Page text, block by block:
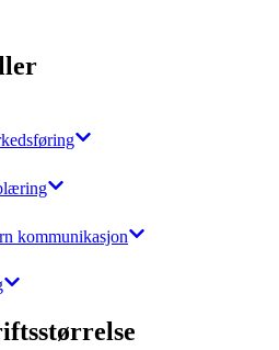
kommunikasjon